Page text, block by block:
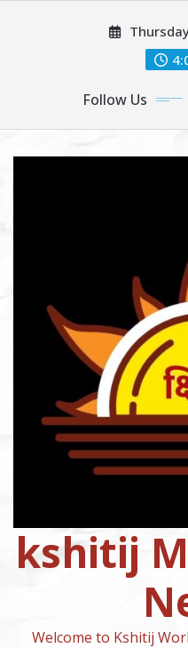
Follow Us
kshitij
Welcome to Kshitij